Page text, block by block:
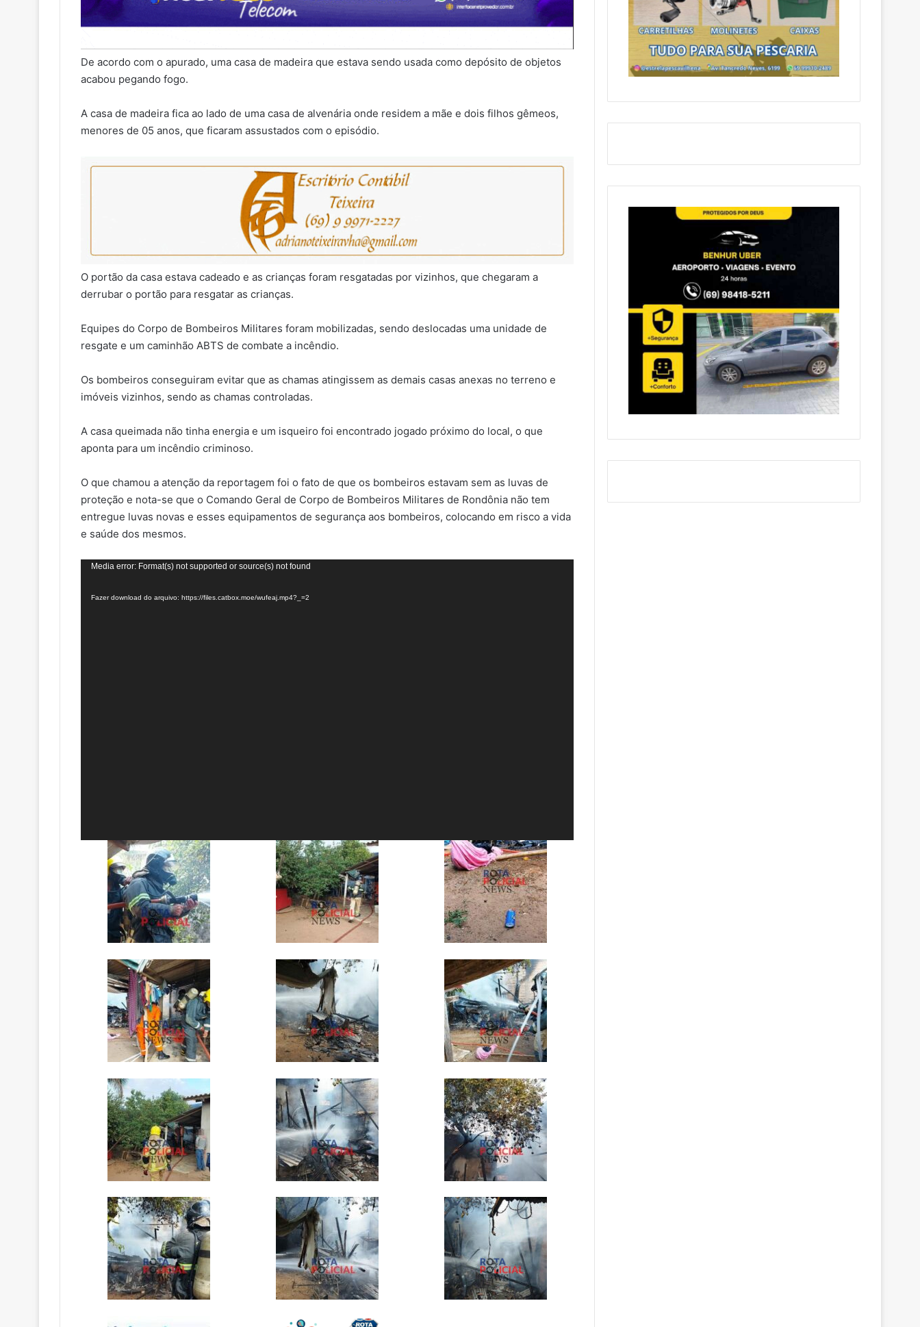
De acordo com o apurado, uma casa de madeira que estava sendo usada como depósito de objetos
acabou pegando fogo.
A casa de madeira fica ao lado de uma casa de alvenária onde residem a mãe e dois filhos gêmeos,
menores de 05 anos, que ficaram assustados com o episódio.
O portão da casa estava cadeado e as crianças foram resgatadas por vizinhos, que chegaram a
derrubar o portão para resgatar as crianças.
Equipes do Corpo de Bombeiros Militares foram mobilizadas, sendo deslocadas uma unidade de
resgate e um caminhão ABTS de combate a incêndio.
Os bombeiros conseguiram evitar que as chamas atingissem as demais casas anexas no terreno e
imóveis vizinhos, sendo as chamas controladas.
A casa queimada não tinha energia e um isqueiro foi encontrado jogado próximo do local, o que
aponta para um incêndio criminoso.
O que chamou a atenção da reportagem foi o fato de que os bombeiros estavam sem as luvas de
proteção e nota-se que o Comando Geral de Corpo de Bombeiros Militares de Rondônia não tem
entregue luvas novas e esses equipamentos de segurança aos bombeiros, colocando em risco a vida
e saúde dos mesmos.
Tocador
vídeo
Media error: Format(s) not supported or source(s) not found
Fazer download do arquivo: https://files.catbox.moe/wufeaj.mp4?_=2